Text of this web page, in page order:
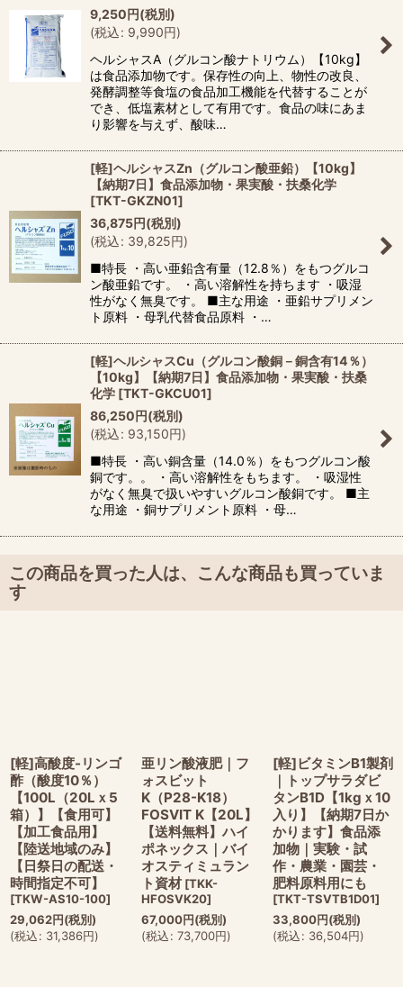
9,250円(税別)
(税込: 9,990円)
ヘルシャスA（グルコン酸ナトリウム）【10kg】
は食品添加物です。保存性の向上、物性の改良、
発酵調整等食塩の食品加工機能を代替することが
でき、低塩素材として有用です。食品の味にあま
り影響を与えず、酸味…
[軽]ヘルシャスZn（グルコン酸亜鉛）【10kg】
【納期7日】食品添加物・果実酸・扶桑化学
[TKT-GKZN01]
36,875円(税別)
(税込: 39,825円)
■特長 ・高い亜鉛含有量（12.8％）をもつグルコ
ン酸亜鉛です。 ・高い溶解性を持ちます ・吸湿
性がなく無臭です。 ■主な用途 ・亜鉛サプリメン
ト原料 ・母乳代替食品原料 ・…
[軽]ヘルシャスCu（グルコン酸銅－銅含有14％）
【10kg】【納期7日】食品添加物・果実酸・扶桑
化学 [TKT-GKCU01]
86,250円(税別)
(税込: 93,150円)
■特長 ・高い銅含量（14.0％）をもつグルコン酸
銅です。。 ・高い溶解性をもちます。 ・吸湿性
がなく無臭で扱いやすいグルコン酸銅です。 ■主
な用途 ・銅サプリメント原料 ・母…
この商品を買った人は、こんな商品も買っていま
す
[軽]高酸度-リンゴ
酢（酸度10％）
【100L（20Lｘ5
箱）】【食用可】
【加工食品用】
【陸送地域のみ】
【日祭日の配送・
時間指定不可】
[TKW-AS10-100]
29,062円(税別)
(税込: 31,386円)
亜リン酸液肥｜フ
ォスビット
K（P28-K18）
FOSVIT K【20L】
【送料無料】ハイ
ポネックス｜バイ
オスティミュラン
ト資材 [TKK-
HFOSVK20]
67,000円(税別)
(税込: 73,700円)
[軽]ビタミンB1製剤
｜トップサラダビ
タンB1D【1kgｘ10
入り】【納期7日か
かります】食品添
加物｜実験・試
作・農業・園芸・
肥料原料用にも
[TKT-TSVTB1D01]
33,800円(税別)
(税込: 36,504円)